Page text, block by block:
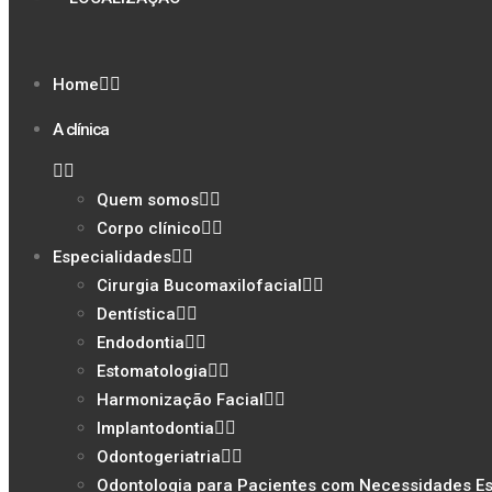
Home
A clínica
Quem somos
Corpo clínico
Especialidades
Cirurgia Bucomaxilofacial
Dentística
Endodontia
Estomatologia
Harmonização Facial
Implantodontia
Odontogeriatria
Odontologia para Pacientes com Necessidades